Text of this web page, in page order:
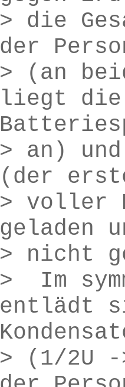
> die
der
> (an
liegt die
> an)
(der
> voller
geladen
> nicht
> Im
entlädt
> (1/2U -